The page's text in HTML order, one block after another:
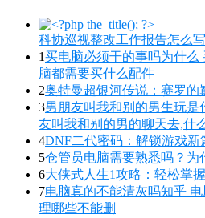
科协巡视整改工作报告怎么
1买电脑必须干的事吗为什么
脑都需要买什么配件
2奥特曼超银河传说：赛罗的
3男朋友叫我和别的男生玩是
友叫我和别的男的聊天去,什
4DNF二代密码：解锁游戏新
5仓管员电脑需要熟悉吗？为
6大侠式人生1攻略：轻松掌
7电脑真的不能清灰吗知乎
理哪些不能删